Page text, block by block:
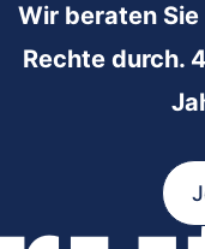
Wir beraten
Rechte durch.